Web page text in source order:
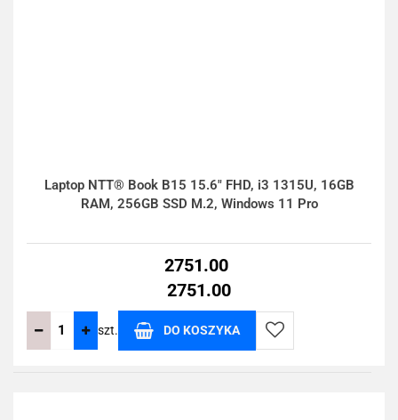
Laptop NTT® Book B15 15.6" FHD, i3 1315U, 16GB
RAM, 256GB SSD M.2, Windows 11 Pro
2751.00
2751.00
szt. DO KOSZYKA
Do